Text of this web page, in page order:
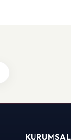
KURUMSAL